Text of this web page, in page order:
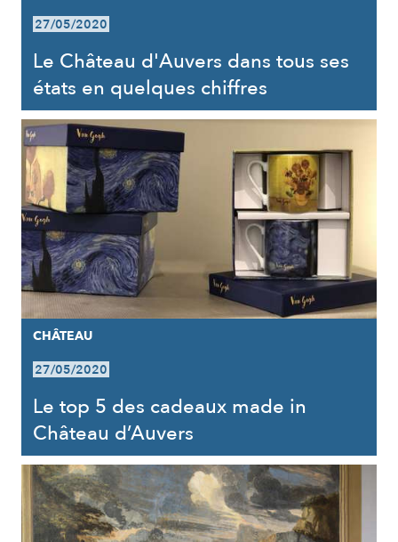
27/05/2020
Le Château d'Auvers dans tous ses
états en quelques chiffres
CHÂTEAU
27/05/2020
Le top 5 des cadeaux made in
Château d’Auvers